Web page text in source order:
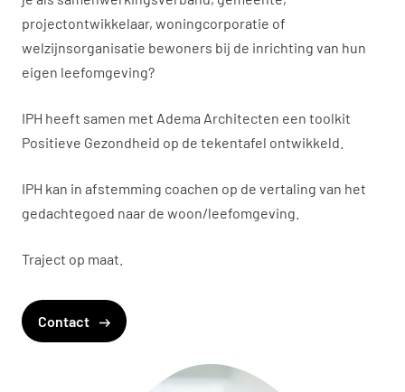
projectontwikkelaar, woningcorporatie of
welzijnsorganisatie bewoners bij de inrichting van hun
eigen leefomgeving?
IPH heeft samen met Adema Architecten een toolkit
Positieve Gezondheid op de tekentafel ontwikkeld.
IPH kan in afstemming coachen op de vertaling van het
gedachtegoed naar de woon/leefomgeving.
Traject op maat.
Contact